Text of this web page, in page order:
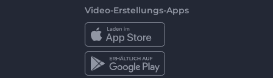
Video-Erstellungs-Apps